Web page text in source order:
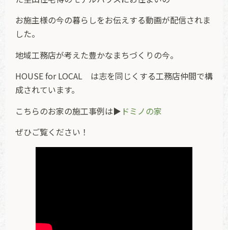
お施主様の今の暮らしをお伝えする動画が配信されま
した。
地域工務店が考えた豊かなまちづくりの今。
HOUSE for LOCAL は志を同じくする工務店仲間で構
成されています。
こちらのお家の施工事例は▶ ドミノの家
ぜひご覧ください！